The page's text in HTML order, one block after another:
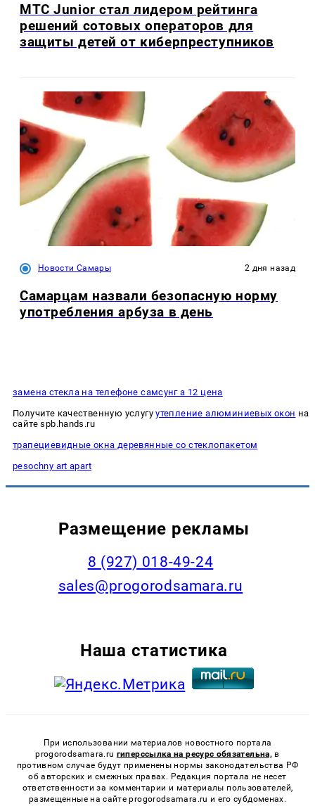
МТС Junior стал лидером рейтинга
решений сотовых операторов для
защиты детей от киберпреступников
Новости Самары 2 дня назад
Самарцам назвали безопасную норму
употребления арбуза в день
замена стекла на телефоне самсунг а 12 цена
Получите качественную услугуутепление алюминиевых окон на
сайте spb.hands.ru
трапециевидные окна деревянные со стеклопакетом
pesochny art apart
Размещение рекламы
8 (927) 018-49-24
sales@progorodsamara.ru
Наша статистика
При использовании материалов новостного портала
progorodsamara.ru гиперссылка на ресурс обязательна, в
противном случае будут применены нормы законодательства РФ
об авторских и смежных правах. Редакция портала не несет
ответственности за комментарии и материалы пользователей,
размещенные на сайте progorodsamara.ru и его субдоменах.